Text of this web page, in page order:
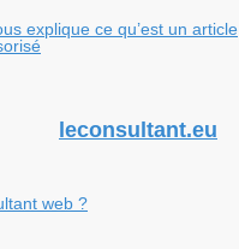
explique ce qu’est un article
leconsultant.eu
web ?